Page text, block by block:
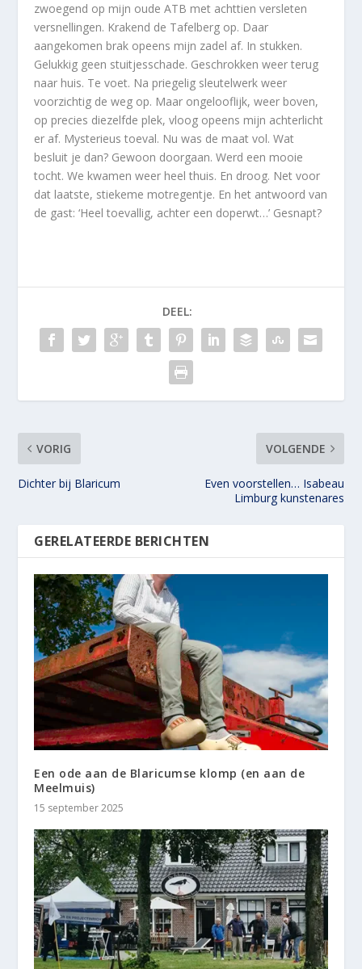
zwoegend op mijn oude ATB met achttien versleten
versnellingen. Krakend de Tafelberg op. Daar
aangekomen brak opeens mijn zadel af. In stukken.
Gelukkig geen stuitjesschade. Geschrokken weer terug
naar huis. Te voet. Na priegelig sleutelwerk weer
voorzichtig de weg op. Maar ongelooflijk, weer boven,
op precies diezelfde plek, vloog opeens mijn achterlicht
er af. Mysterieus toeval. Nu was de maat vol. Wat
besluit je dan? Gewoon doorgaan. Werd een mooie
tocht. We kwamen weer heel thuis. En droog. Net voor
dat laatste, stiekeme motregentje. En het antwoord van
de gast: ‘Heel toevallig, achter een doperwt…’ Gesnapt?
DEEL:
VORIG
Dichter bij Blaricum
VOLGENDE
Even voorstellen… Isabeau
Limburg kunstenares
GERELATEERDE BERICHTEN
Een ode aan de Blaricumse klomp (en aan de
Meelmuis)
15 september 2025